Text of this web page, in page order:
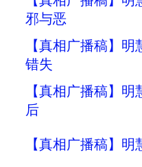
邪与恶
【真相广播稿】
错失
【真相广播稿】
后
【真相广播稿】